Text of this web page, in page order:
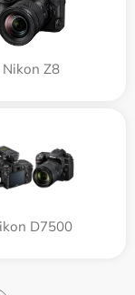
Nikon Z8
D7500